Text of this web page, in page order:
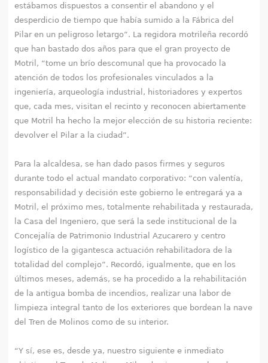
estábamos dispuestos a consentir el abandono y el
desperdicio de tiempo que había sumido a la Fábrica del
Pilar en un peligroso letargo”. La regidora motrileña recordó
que han bastado dos años para que el gran proyecto de
Motril, “tome un brío descomunal que ha provocado la
atención de todos los profesionales vinculados a la
ingeniería, arqueología industrial, historiadores y expertos
que, cada mes, visitan el recinto y reconocen abiertamente
que Motril ha hecho la mejor elección de su historia reciente:
devolver el Pilar a la ciudad”.
Para la alcaldesa, se han dado pasos firmes y seguros
durante todo el actual mandato corporativo: “con valentía,
responsabilidad y decisión este gobierno le entregará ya a
Motril, el próximo mes, totalmente rehabilitada y restaurada,
la Casa del Ingeniero, que será la sede institucional de la
Concejalía de Patrimonio Industrial Azucarero y centro
logístico de la gigantesca actuación rehabilitadora de la
totalidad del complejo”. Recordó, igualmente, que en los
últimos meses, además, se ha procedido a la rehabilitación
de la antigua bomba de incendios, realizar una labor de
limpieza integral tanto de los exteriores que bordean la nave
del Tren de Molinos como de su interior.
“Y sí, ese es, desde ya, nuestro siguiente e inmediato